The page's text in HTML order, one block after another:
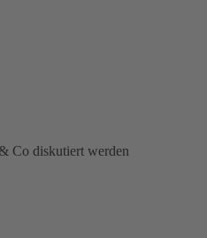
Co diskutiert werden